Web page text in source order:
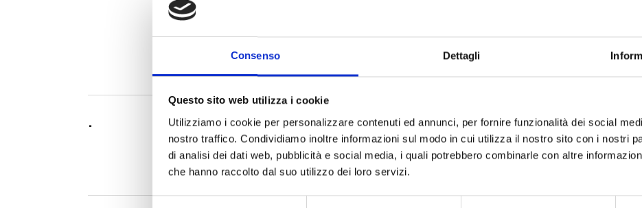
Consenso Dettagli
Questo sito web utilizza i cookie
Utilizziamo i cookie per personalizzare contenuti ed annunci, per fornire funzionalità dei social
nostro traffico. Condividiamo inoltre informazioni sul modo in cui utilizza il nostro sito con i nostri
di analisi dei dati web, pubblicità e social media, i quali potrebbero combinarle con altre
che hanno raccolto dal suo utilizzo dei loro servizi.
.
FORME PAKET
min60x40x85h |max
117x50x200hmm